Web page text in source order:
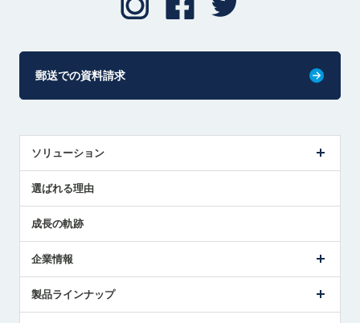
郵送での資料請求
ソリューション
解決策提案
選ばれる理由
成長の軌跡
企業情報
ごあいさつ
製品ラインナップ